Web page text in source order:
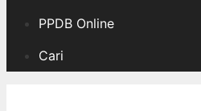
PPDB Online
Cari